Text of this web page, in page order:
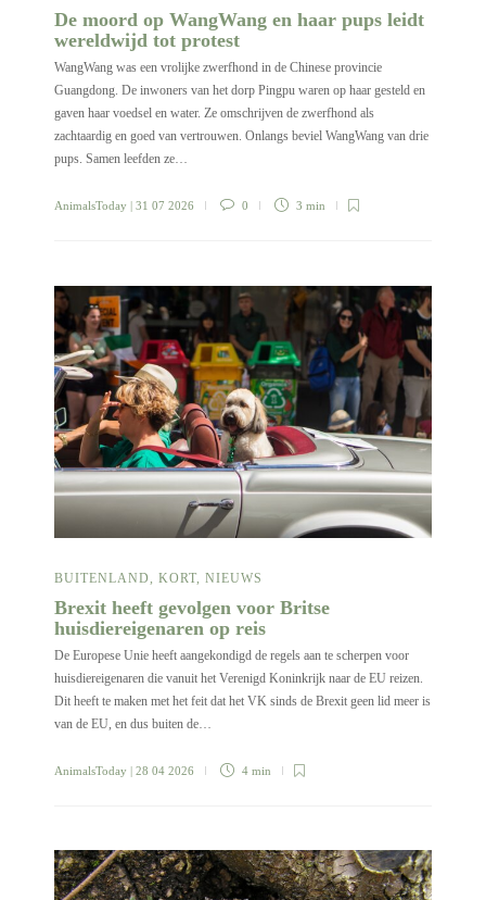
De moord op WangWang en haar pups leidt
wereldwijd tot protest
WangWang was een vrolijke zwerfhond in de Chinese provincie
Guangdong. De inwoners van het dorp Pingpu waren op haar gesteld en
gaven haar voedsel en water. Ze omschrijven de zwerfhond als
zachtaardig en goed van vertrouwen. Onlangs beviel WangWang van drie
pups. Samen leefden ze…
AnimalsToday | 31 07 2026 0 3 min
BUITENLAND, KORT, NIEUWS
Brexit heeft gevolgen voor Britse
huisdiereigenaren op reis
De Europese Unie heeft aangekondigd de regels aan te scherpen voor
huisdiereigenaren die vanuit het Verenigd Koninkrijk naar de EU reizen.
Dit heeft te maken met het feit dat het VK sinds de Brexit geen lid meer is
van de EU, en dus buiten de…
AnimalsToday | 28 04 2026 4 min